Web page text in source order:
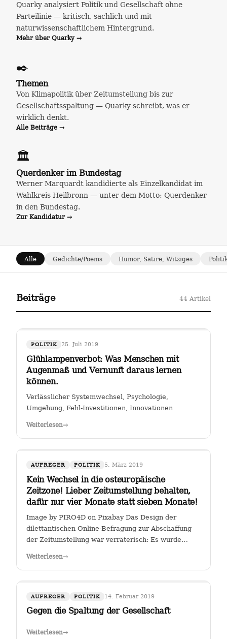
Quarky analysiert Politik und Gesellschaft ohne
Parteilinie — kritisch, sachlich und mit
naturwissenschaftlichem Hintergrund.
Mehr über Quarky →
✒️
Themen
Von Klimapolitik über Zeitumstellung bis zur
Gesellschaftsspaltung — Quarky schreibt, was er
wirklich denkt.
Alle Beiträge →
🏛️
Querdenker im Bundestag
Werner Marquardt kandidierte als Einzelkandidat im
Wahlkreis Heilbronn — unter dem Motto: Querdenker
in den Bundestag.
Zur Kandidatur →
Alle Gedichte/Poems Humor, Satire, Witziges
Beiträge 44 Artikel
POLITIK 25. Juli 2019
Glühlampenverbot: Was Menschen mit
Augenmaß und Vernunft daraus lernen
können.
Verlässlicher Systemwechsel, Psychologie,
Umgehung, Fehl-Investitionen, Innovationen
Weiterlesen→
AUFREGER POLITIK 5. März 2019
Kein Wechsel in die osteuropäische
Zeitzone! Lieber Zeitumstellung behalten,
dafür nur vier Monate statt sieben Monate!
Image by PIRO4D on Pixabay Das Design der
dilettantischen Online-Befragung zur Abschaffung
der Zeitumstellung war verräterisch: Es wurde
Weiterlesen→
AUFREGER POLITIK 14. Februar 2019
Gegen die Spaltung der Gesellschaft
Weiterlesen→